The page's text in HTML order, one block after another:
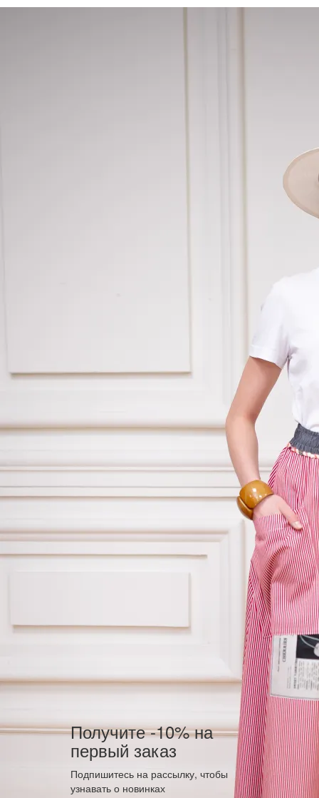
Получите -10% на
первый заказ
Подпишитесь на рассылку, чтобы
узнавать о новинках